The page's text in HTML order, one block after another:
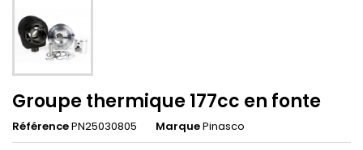
Groupe thermique 177cc en fonte
RéférencePN25030805 MarquePinasco